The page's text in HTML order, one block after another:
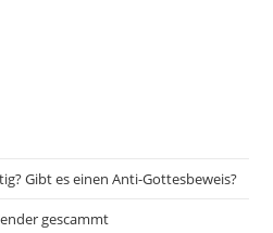
Gibt es einen Anti-Gottesbeweis?
gescammt